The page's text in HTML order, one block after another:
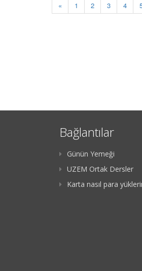
« 1 2 3 4
Bağlantılar
Günün Yemeği
UZEM Ortak Dersler
Karta nasıl para